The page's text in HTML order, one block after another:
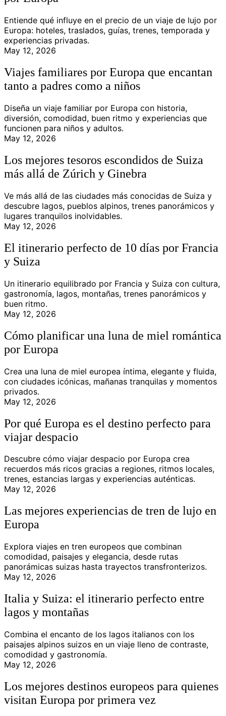
Entiende qué influye en el precio de un viaje de lujo por
Europa: hoteles, traslados, guías, trenes, temporada y
experiencias privadas.
May 12, 2026
Viajes familiares por Europa que encantan
tanto a padres como a niños
Diseña un viaje familiar por Europa con historia,
diversión, comodidad, buen ritmo y experiencias que
funcionen para niños y adultos.
May 12, 2026
Los mejores tesoros escondidos de Suiza
más allá de Zúrich y Ginebra
Ve más allá de las ciudades más conocidas de Suiza y
descubre lagos, pueblos alpinos, trenes panorámicos y
lugares tranquilos inolvidables.
May 12, 2026
El itinerario perfecto de 10 días por Francia
y Suiza
Un itinerario equilibrado por Francia y Suiza con cultura,
gastronomía, lagos, montañas, trenes panorámicos y
buen ritmo.
May 12, 2026
Cómo planificar una luna de miel romántica
por Europa
Crea una luna de miel europea íntima, elegante y fluida,
con ciudades icónicas, mañanas tranquilas y momentos
privados.
May 12, 2026
Por qué Europa es el destino perfecto para
viajar despacio
Descubre cómo viajar despacio por Europa crea
recuerdos más ricos gracias a regiones, ritmos locales,
trenes, estancias largas y experiencias auténticas.
May 12, 2026
Las mejores experiencias de tren de lujo en
Europa
Explora viajes en tren europeos que combinan
comodidad, paisajes y elegancia, desde rutas
panorámicas suizas hasta trayectos transfronterizos.
May 12, 2026
Italia y Suiza: el itinerario perfecto entre
lagos y montañas
Combina el encanto de los lagos italianos con los
paisajes alpinos suizos en un viaje lleno de contraste,
comodidad y gastronomía.
May 12, 2026
Los mejores destinos europeos para quienes
visitan Europa por primera vez